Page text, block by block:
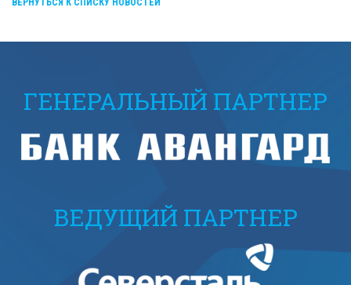
ВЕРНУТЬСЯ К СПИСКУ НОВОСТЕЙ
ГЕНЕРАЛЬНЫЙ ПАРТНЕР
ВЕДУЩИЙ ПАРТНЕР